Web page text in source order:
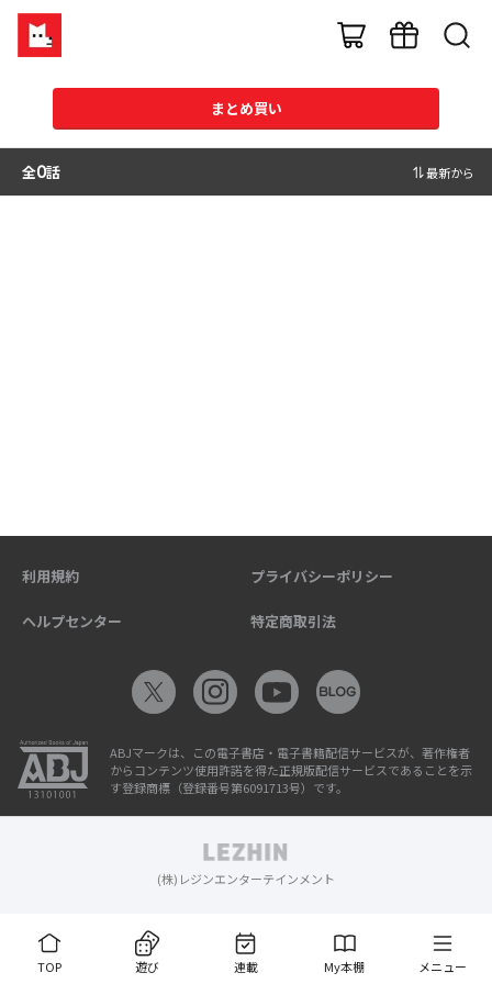
まとめ買い
全0話 最新から
TOP 遊び 連載 My本棚 メニュー
利用規約 プライバシーポリシー
ヘルプセンター 特定商取引法
ABJマークは、この電子書店・電子書籍配信サービスが、著作権者
からコンテンツ使用許諾を得た正規版配信サービスであることを示
す登録商標（登録番号第6091713号）です。
(株)レジンエンターテインメント